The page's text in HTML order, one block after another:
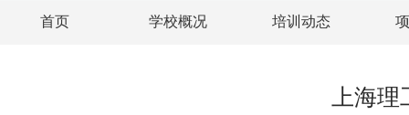
首页 学校概况 培训动态
上海